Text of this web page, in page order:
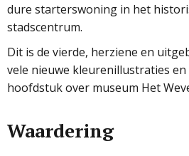
dure starterswoning in het
stadscentrum.
Dit is de vierde, herziene en
vele nieuwe kleurenillustraties en
hoofdstuk over museum Het
Waardering